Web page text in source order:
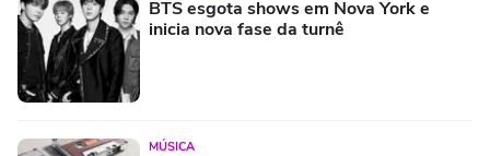
BTS esgota shows em Nova York e
inicia nova fase da turnê
MÚSICA